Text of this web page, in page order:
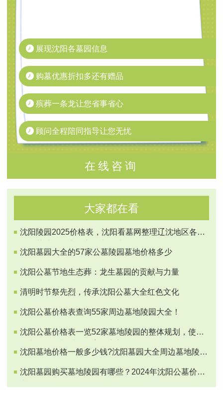
展现沈阳各墓园信息
购墓优惠折扣多还有赠品
殡葬一条龙让您省事省心
顾问全程陪同指导让您无忧
在线咨询
大家都在看
沈阳陵园2025价格表，沈阳看墓网整理辽沈地区各大
沈阳墓园大全的57家公墓陵园墓地价格多少
沈阳公墓节地生态葬：龙生墓园的贡献与力量
清明时节祭先烈，传承沈阳公墓大全红色文化
沈阳公墓价格表查询55家周边墓地陵园大全！
沈阳公墓价格表一览52家墓地陵园的整体规划，使墓
沈阳墓地价格一般多少钱?沈阳墓园大全周边墓地陵园
沈阳墓园购买墓地陵园有哪些？2024年沈阳公墓价格